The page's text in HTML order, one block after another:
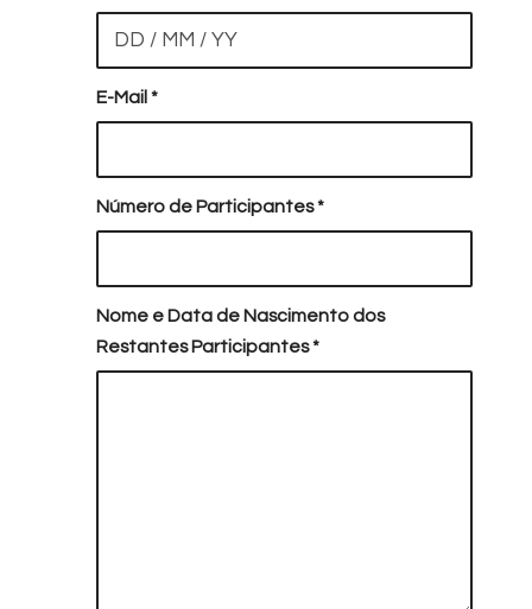
E-Mail *
Número de Participantes*
Nome e Data de Nascimento dos
Restantes Participantes*